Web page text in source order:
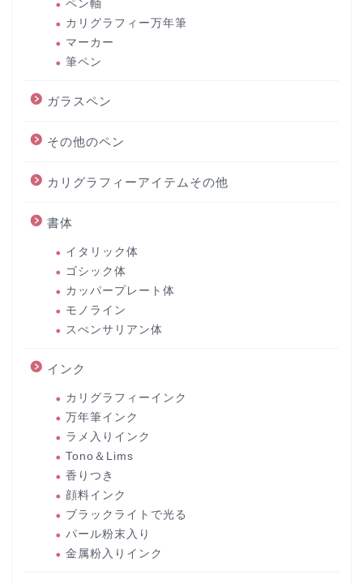
ペン軸
カリグラフィー万年筆
マーカー
筆ペン
ガラスペン
その他のペン
カリグラフィーアイテムその他
書体
イタリック体
ゴシック体
カッパープレート体
モノライン
スぺンサリアン体
インク
カリグラフィーインク
万年筆インク
ラメ入りインク
Tono＆Lims
香りつき
顔料インク
ブラックライトで光る
パール粉末入り
金属粉入りインク